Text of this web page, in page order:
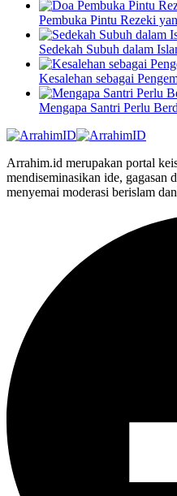
Pembuka Pintu Rezeki
Sedekah Subuh dalam
Kesalehan sebagai
Mengapa Santri Perlu
Arrahim.id merupakan portal
mendiseminasikan ide, gagasan
menyemai moderasi berislam